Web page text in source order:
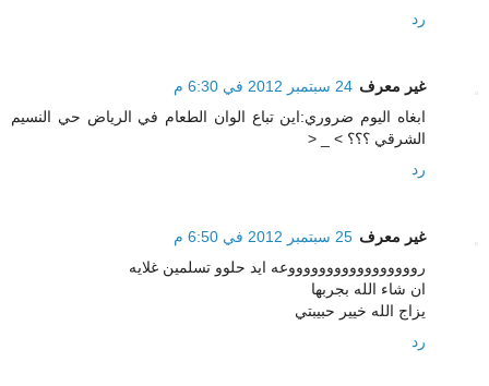
رد
غير معرف 24 سبتمبر 2012 في 6:30 م
ابغاه اليوم ضروري:اين تباع الوان الطعام في الرياض حي النسيم
الشرقي ؟؟؟ > _ <
رد
غير معرف 25 سبتمبر 2012 في 6:50 م
روووووووووووووووووعه ايد حلوو تسلمين غلايه
ان شاء الله بجربها
يزاج الله خيير حبيبتي
رد